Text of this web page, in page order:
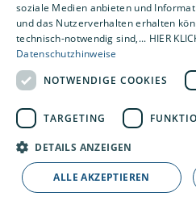
Für die Verwendung einiger
Gruppe verwenden wir den so
Mode V2 im Advanced Mode im
serverseitigen Trackings.
Für den Fall, dass Sie nicht im
Banners einwilligen, sendet Ihr
unsere eigenen Server,
anschließend an Google.
soziale Medien anbieten und
und das Nutzerverhalten erhalten
technisch-notwendig sind,... HIER
Datenschutzhinweise
NOTWENDIGE COOKIES
TARGETING
DETAILS ANZEIGEN
ALLE AKZEPTIEREN